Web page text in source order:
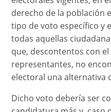
derecho de la población
tipo de voto específico y
todas aquellas
que, descontentos con
representantes, no
electoral una alternativa
Dicho voto debería ser